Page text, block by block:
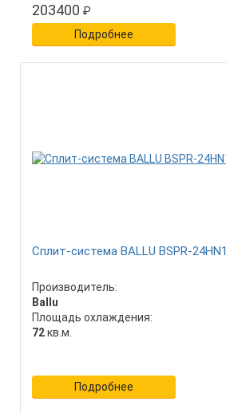
203400 ₽
Подробнее
Сплит-система BALLU BSPR-24HN1
Производитель:
Ballu
Площадь охлаждения:
72кв.м.
Подробнее